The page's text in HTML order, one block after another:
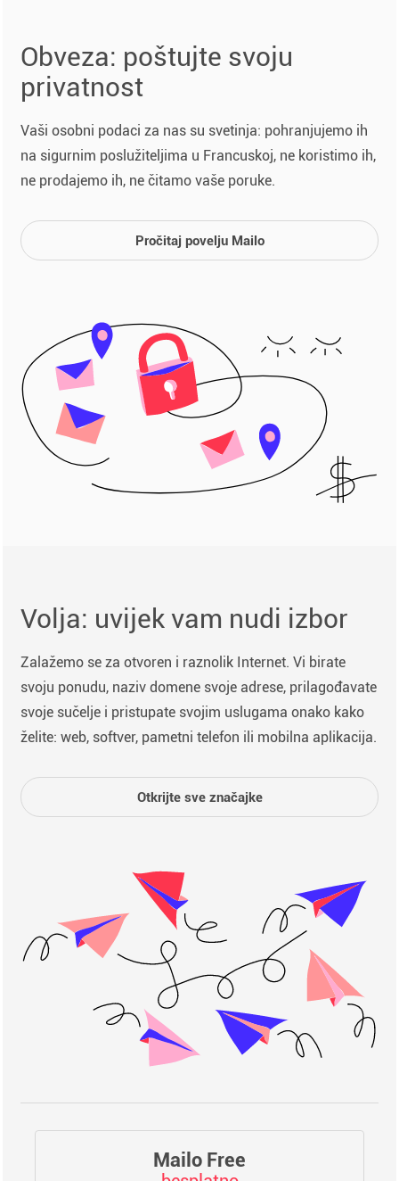
Obveza: poštujte svoju
privatnost
Vaši osobni podaci za nas su svetinja: pohranjujemo ih
na sigurnim poslužiteljima u Francuskoj, ne koristimo ih,
ne prodajemo ih, ne čitamo vaše poruke.
Pročitaj povelju Mailo
Volja: uvijek vam nudi izbor
Zalažemo se za otvoren i raznolik Internet. Vi birate
svoju ponudu, naziv domene svoje adrese, prilagođavate
svoje sučelje i pristupate svojim uslugama onako kako
želite: web, softver, pametni telefon ili mobilna aplikacija.
Otkrijte sve značajke
Mailo Free